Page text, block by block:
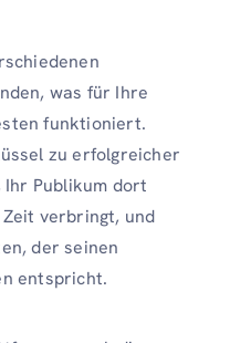
was für Ihre
funktioniert.
zu erfolgreicher
Publikum dort
verbringt, und
der seinen
entspricht.